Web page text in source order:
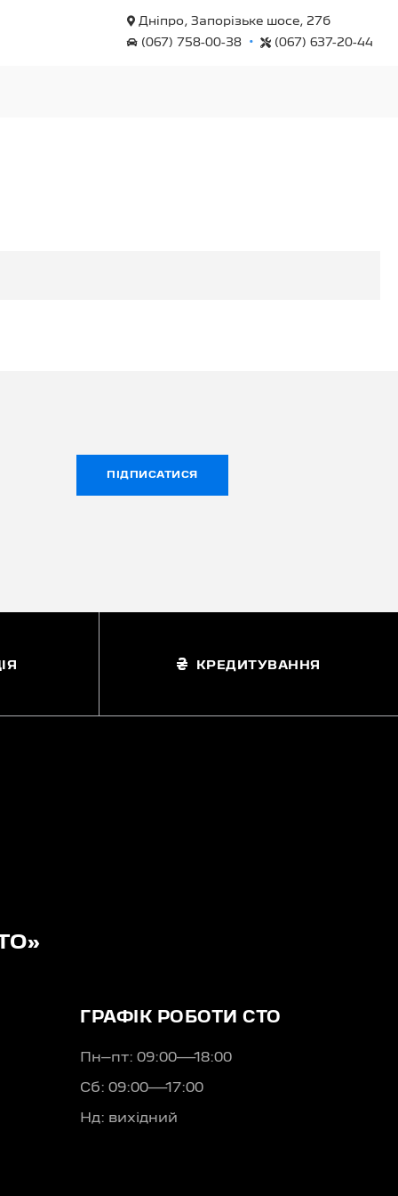
Дніпро, Запорізьке шосе, 27б
(067) 758-00-38
• (067) 637-20-44
ПІДПИСАТИСЯ
КРЕДИТУВАННЯ
ГРАФІК РОБОТИ СТО
Пн–пт: 09:00—18:00
Сб: 09:00—17:00
Нд: вихідний